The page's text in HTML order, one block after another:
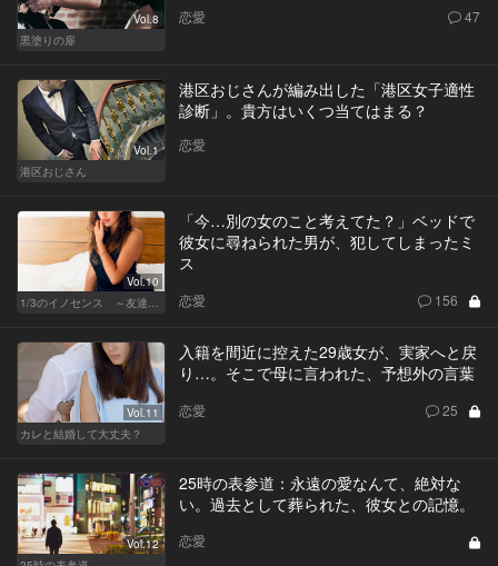
Vol.8
黒塗りの扉
恋愛 47
Vol.1
港区おじさん
港区おじさんが編み出した「港区女子適性
診断」。貴方はいくつ当てはまる？
恋愛
Vol.10
1/3のイノセンス ～友達の恋人～
「今…別の女のこと考えてた？」ベッドで
彼女に尋ねられた男が、犯してしまったミ
ス
恋愛 156
Vol.11
カレと結婚して大丈夫？
入籍を間近に控えた29歳女が、実家へと戻
り…。そこで母に言われた、予想外の言葉
恋愛 25
Vol.12
25時の表参道：永遠の愛なんて、絶対な
い。過去として葬られた、彼女との記憶。
恋愛